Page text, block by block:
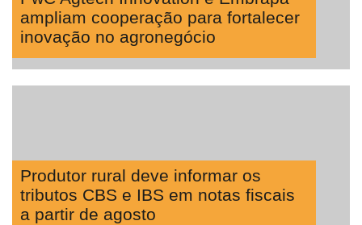
ampliam cooperação para fortalecer
inovação no agronegócio
Produtor rural deve informar os
tributos CBS e IBS em notas fiscais
a partir de agosto